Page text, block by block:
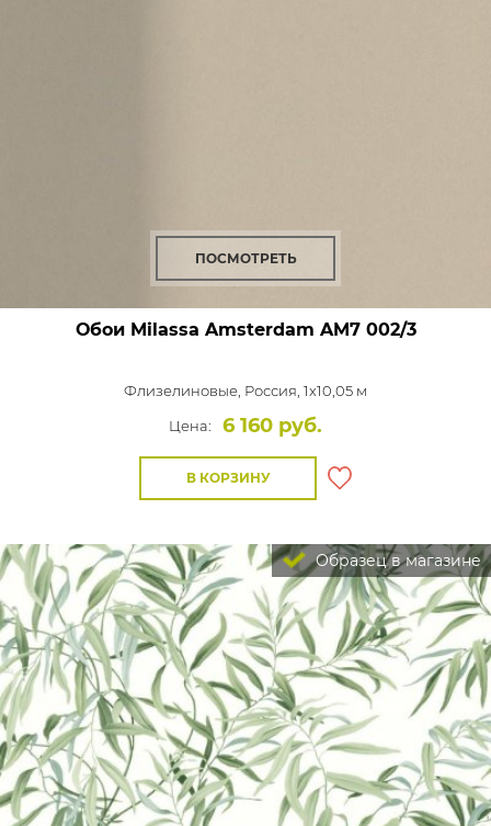
ПОСМОТРЕТЬ
Обои Milassa Amsterdam AM7 002/3
Флизелиновые, Россия, 1x10,05 м
Цена:
6 160 руб.
В КОРЗИНУ
Образец в магазине